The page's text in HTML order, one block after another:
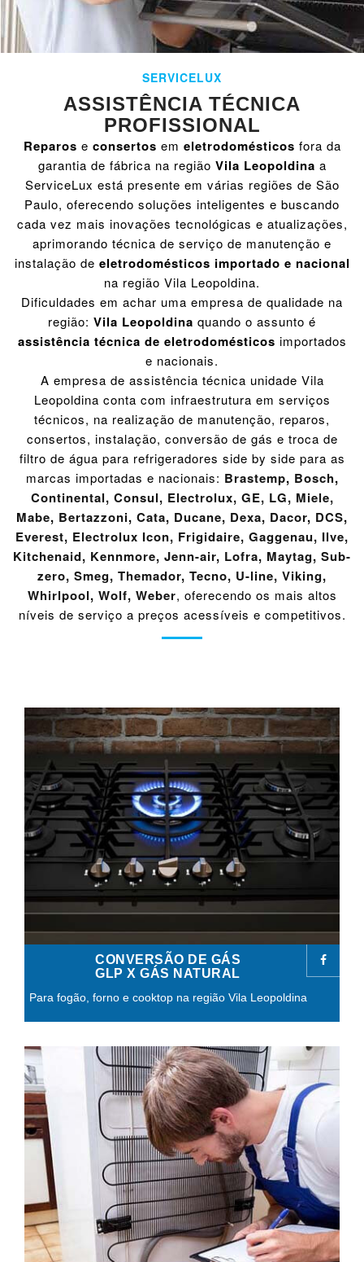
SERVICELUX
ASSISTÊNCIA TÉCNICA
PROFISSIONAL
Reparos e consertos em eletrodomésticos fora da
garantia de fábrica na região Vila Leopoldina a
ServiceLux está presente em várias regiões de São
Paulo, oferecendo soluções inteligentes e buscando
cada vez mais inovações tecnológicas e atualizações,
aprimorando técnica de serviço de manutenção e
instalação de eletrodomésticos importado e nacional
na região Vila Leopoldina.
Dificuldades em achar uma empresa de qualidade na
região: Vila Leopoldina quando o assunto é
assistência técnica de eletrodomésticos importados
e nacionais.
A empresa de assistência técnica unidade Vila
Leopoldina conta com infraestrutura em serviços
técnicos, na realização de manutenção, reparos,
consertos, instalação, conversão de gás e troca de
filtro de água para refrigeradores side by side para as
marcas importadas e nacionais: Brastemp, Bosch,
Continental, Consul, Electrolux, GE, LG, Miele,
Mabe, Bertazzoni, Cata, Ducane, Dexa, Dacor, DCS,
Everest, Electrolux Icon, Frigidaire, Gaggenau, Ilve,
Kitchenaid, Kennmore, Jenn-air, Lofra, Maytag, Sub-
zero, Smeg, Themador, Tecno, U-line, Viking,
Whirlpool, Wolf, Weber, oferecendo os mais altos
níveis de serviço a preços acessíveis e competitivos.
CONVERSÃO DE GÁS
GLP X GÁS NATURAL
Para fogão, forno e cooktop na região Vila Leopoldina